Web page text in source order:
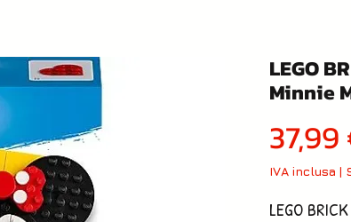
LEGO
Minnie
37,99
IVA inclusa |
LEGO